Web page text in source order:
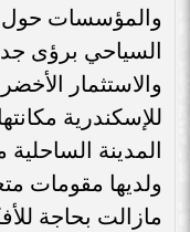
والمؤسسات حول
السياحي برؤى
والاستثمار
للإسكندرية
المدينة الساحلية
ولديها مقومات
مازالت بحاجة